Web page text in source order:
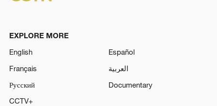
EXPLORE MORE
English
Español
Français
العربية
Русский
Documentary
CCTV+